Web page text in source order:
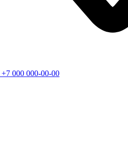
+7 000 000-00-00